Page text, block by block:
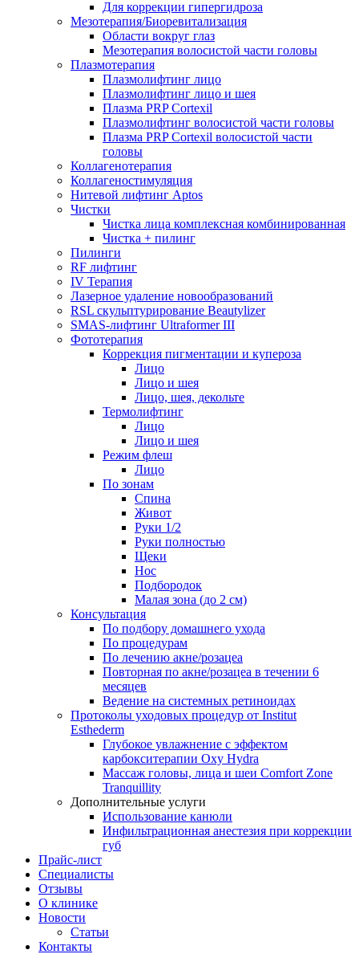
Для коррекции гипергидроза
Мезотерапия/Биоревитализация
Области вокруг глаз
Мезотерапия волосистой части головы
Плазмотерапия
Плазмолифтинг лицо
Плазмолифтинг лицо и шея
Плазма PRP Cortexil
Плазмолифтинг волосистой части головы
Плазма PRP Cortexil волосистой части
головы
Коллагенотерапия
Коллагеностимуляция
Нитевой лифтинг Aptos
Чистки
Чистка лица комплексная комбинированная
Чистка + пилинг
Пилинги
RF лифтинг
IV Терапия
Лазерное удаление новообразований
RSL скульптурирование Beautylizer
SMAS-лифтинг Ultraformer III
Фототерапия
Коррекция пигментации и купероза
Лицо
Лицо и шея
Лицо, шея, декольте
Термолифтинг
Лицо
Лицо и шея
Режим флеш
Лицо
По зонам
Спина
Живот
Руки 1/2
Руки полностью
Щеки
Нос
Подбородок
Малая зона (до 2 см)
Консультация
По подбору домашнего ухода
По процедурам
По лечению акне/розацеа
Повторная по акне/розацеа в течении 6
месяцев
Ведение на системных ретиноидах
Протоколы уходовых процедур от Institut
Esthederm
Глубокое увлажнение с эффектом
карбокситерапии Oxy Hydra
Массаж головы, лица и шеи Comfort Zone
Tranquillity
Дополнительные услуги
Использование канюли
Инфильтрационная анестезия при коррекции
губ
Прайс-лист
Специалисты
Отзывы
О клинике
Новости
Статьи
Контакты